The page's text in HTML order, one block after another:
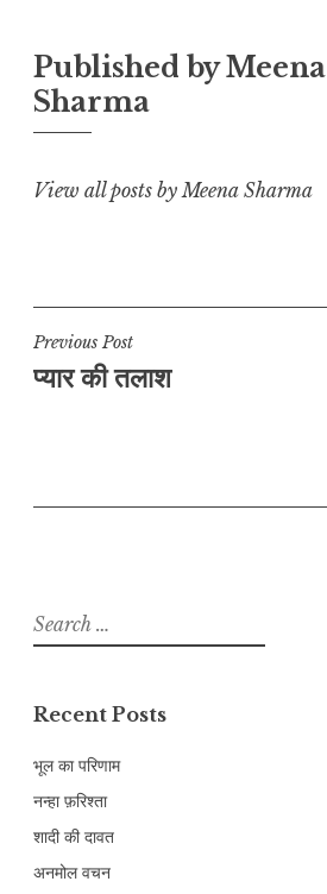
L
i
n
A
p
p
b
o
r
a
e
Published byMeena
Sharma
View all posts by Meena Sharma
Post
navigation
Previous Post
प्यार की तलाश
Search
for:
Recent Posts
भूल का परिणाम
नन्हा फ़रिश्ता
शादी की दावत
अनमोल वचन